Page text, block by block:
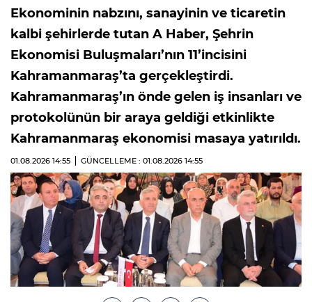
Ekonominin nabzını, sanayinin ve ticaretin
kalbi şehirlerde tutan A Haber, Şehrin
Ekonomisi Buluşmaları’nın 11’incisini
Kahramanmaraş’ta gerçekleştirdi.
Kahramanmaraş’ın önde gelen iş insanları ve
protokolünün bir araya geldiği etkinlikte
Kahramanmaraş ekonomisi masaya yatırıldı.
01.08.2026 14:55 GÜNCELLEME : 01.08.2026 14:55